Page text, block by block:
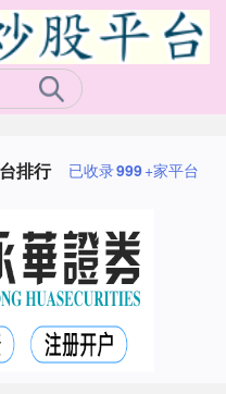
排行 已收录999+家平台